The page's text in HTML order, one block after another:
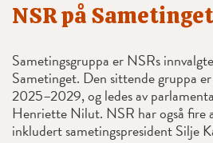
NSR på Sametinget
Sametingsgruppa er NSRs
Sametinget. Den sittende gruppa
2025–2029, og ledes av
Henriette Nilut. NSR har også fire
inkludert sametingspresident Silje